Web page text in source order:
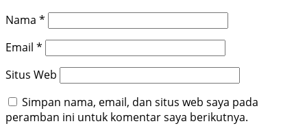
Nama *
Email *
Situs Web
Simpan nama, email, dan situs web saya pada
peramban ini untuk komentar saya berikutnya.